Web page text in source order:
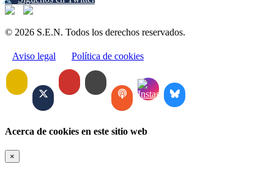
© 2026 S.E.N. Todos los derechos reservados.
Aviso legal Política de cookies
Acerca de cookies en este sitio web
×